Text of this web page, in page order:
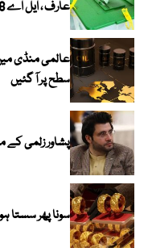
عارف ، ایل اے 28 میں پیپلز پارٹی کے بازل نقوی کامیاب
عالمی منڈی
سطح پر آ گئیں
پشاور زلمی کے
سونا پھر سستا